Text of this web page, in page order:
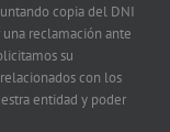
copia del DNI
reclamación ante
su
con los
entidad y poder